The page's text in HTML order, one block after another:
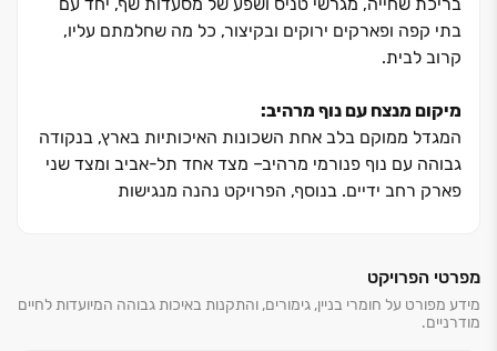
בתי קפה ופארקים ירוקים ובקיצור, כל מה שחלמתם עליו,
קרוב לבית.
מיקום מנצח עם נוף מרהיב:
המגדל ממוקם בלב אחת השכונות האיכותיות בארץ, בנקודה
גבוהה עם נוף פנורמי מרהיב‏– מצד אחד תל-אביב ומצד שני
פארק רחב ידיים. בנוסף, הפרויקט נהנה מנגישות
חיי משפחה, תרבות ופנאי ‏– מוסדות חינוך מצוינים, פארקים
ירוקים, מסעדות, פאבים, סופרים, תחבורה ציבורית ועוד.
תושבי השכונה נהנים מנוחות מקסימלית ושילוב מופלא בין
מפרטי הפרויקט
מידע מפורט על חומרי בניין, גימורים, והתקנות באיכות גבוהה המיועדות לחיים
מודרניים.